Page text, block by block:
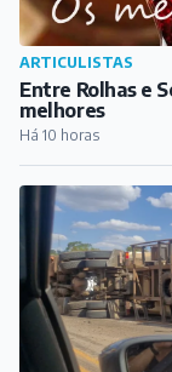
ARTICULISTAS
Entre Rolhas e
melhores
Há 10 horas